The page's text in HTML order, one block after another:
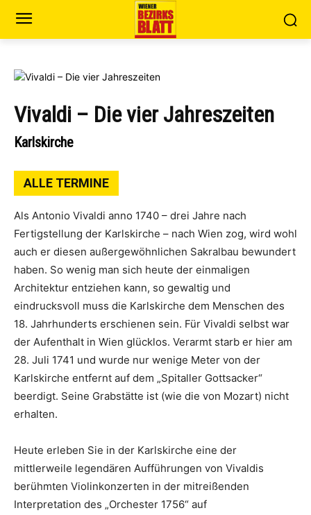
Vivaldi – Die vier Jahreszeiten
Karlskirche
ALLE TERMINE
Als Antonio Vivaldi anno 1740 – drei Jahre nach
Fertigstellung der Karlskirche – nach Wien zog, wird wohl
auch er diesen außergewöhnlichen Sakralbau bewundert
haben. So wenig man sich heute der einmaligen
Architektur entziehen kann, so gewaltig und
eindrucksvoll muss die Karlskirche dem Menschen des
18. Jahrhunderts erschienen sein. Für Vivaldi selbst war
der Aufenthalt in Wien glücklos. Verarmt starb er hier am
28. Juli 1741 und wurde nur wenige Meter von der
Karlskirche entfernt auf dem „Spitaller Gottsacker“
beerdigt. Seine Grabstätte ist (wie die von Mozart) nicht
erhalten.
Heute erleben Sie in der Karlskirche eine der
mittlerweile legendären Aufführungen von Vivaldis
berühmten Violinkonzerten in der mitreißenden
Interpretation des „Orchester 1756“ auf